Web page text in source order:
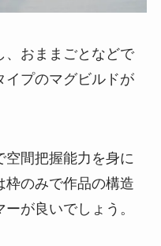
、おままごとなどで
イプのマグビルドが
空間把握能力を身に
枠のみで作品の構造
が良いでしょう。